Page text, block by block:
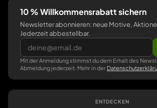
10 % Willkommensrabatt sichern
Newsletter abonnieren: neue Motive,
Jederzeit abbestellbar.
Mit der Anmeldung stimmst du dem Erhalt des
Abmeldung jederzeit. Mehr in der
ENTDECKEN